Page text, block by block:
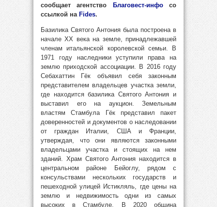
сообщает агентство
Благовест-инфосо
ссылкой на Fides.
Базилика Святого Антония была построена в
начале XX века на земле, принадлежавшей
членам итальянской королевской семьи. В
1971 году наследники уступили права на
землю приходской ассоциации. В 2016 году
Себахаттин Гёк объявил себя законным
представителем владельцев участка земли,
где находится базилика Святого Антония и
выставил его на аукцион. Земельным
властям Стамбула Гёк представил пакет
доверенностей и документов о наследовании
от граждан Италии, США и Франции,
утверждая, что они являются законными
владельцами участка и стоящих на нем
зданий. Храм Святого Антония находится в
центральном районе Бейоглу, рядом с
консульствами нескольких государств и
пешеходной улицей Истикляль, где цены на
землю и недвижимость одни из самых
высоких в Стамбуле. В 2020 община